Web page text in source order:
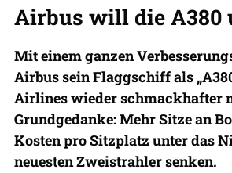
Airbus will die A380
Mit einem ganzen
Airbus sein Flaggschiff als
Airlines wieder schmackhafter
Grundgedanke: Mehr Sitze an
Kosten pro Sitzplatz unter das
neuesten Zweistrahler senken.